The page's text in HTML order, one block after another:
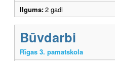
Ilgums:2 gadi
Būvdarbi
Rīgas 3. pamatskola